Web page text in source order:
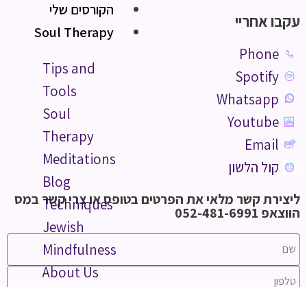
הקורסים שלי
Soul Therapy
Tips and
Tools
Soul
Therapy
Meditations
Blog
Techniques
Jewish
Mindfulness
About Us
עקבו אחריי
Phone
Spotify
Whatsapp
Youtube
Email
קול הלשון
ליצירת קשר מלאי את הפרטים בטופס או צרי קשר במס
הווצאפ 052-481-6991